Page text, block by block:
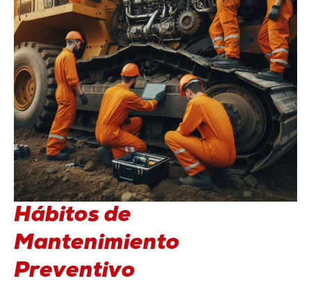
Hábitos de
Mantenimiento
Preventivo